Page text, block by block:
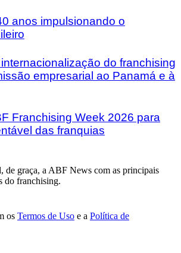
anos impulsionando o
do franchising
empresarial ao Panamá e à
Franchising Week 2026 para
das franquias
de graça, a ABF News com as principais
do franchising.
os Termos de Uso e a Política de